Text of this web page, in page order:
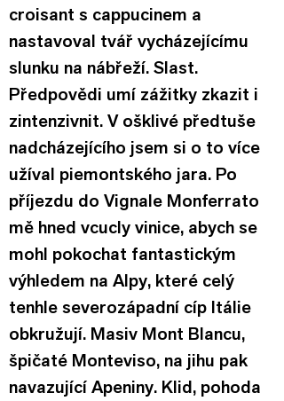
croisant s cappucinem a
nastavoval tvář vycházejícímu
slunku na nábřeží. Slast.
Předpovědi umí zážitky zkazit i
zintenzivnit. V ošklivé předtuše
nadcházejícího jsem si o to více
užíval piemontského jara. Po
příjezdu do Vignale Monferrato
mě hned vcucly vinice, abych se
mohl pokochat fantastickým
výhledem na Alpy, které celý
tenhle severozápadní cíp Itálie
obkružují. Masiv Mont Blancu,
špičaté Monteviso, na jihu pak
navazující Apeniny. Klid, pohoda